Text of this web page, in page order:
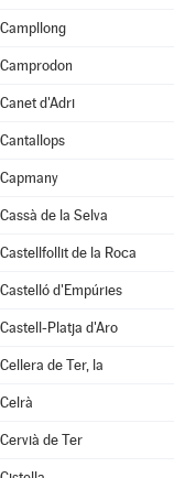
Campllong
Camprodon
Canet d'Adri
Cantallops
Capmany
Cassà de la Selva
Castellfollit de la Roca
Castelló d'Empúries
Castell-Platja d'Aro
Cellera de Ter, la
Celrà
Cervià de Ter